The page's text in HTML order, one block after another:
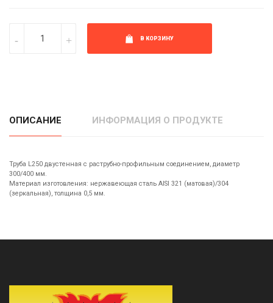
В КОРЗИНУ
ОПИСАНИЕ ИНФОРМАЦИЯ О ПРОДУКТЕ
Труба L250 двустенная с раструбно-профильным соединением, диаметр
300/400 мм.
Материал изготовления: нержавеющая сталь AISI 321 (матовая)/304
(зеркальная), толщина 0,5 мм.